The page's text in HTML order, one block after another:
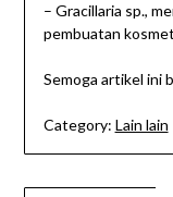
– Gracillaria sp.,
pembuatan
Semoga artikel ini
Category: Lain lain